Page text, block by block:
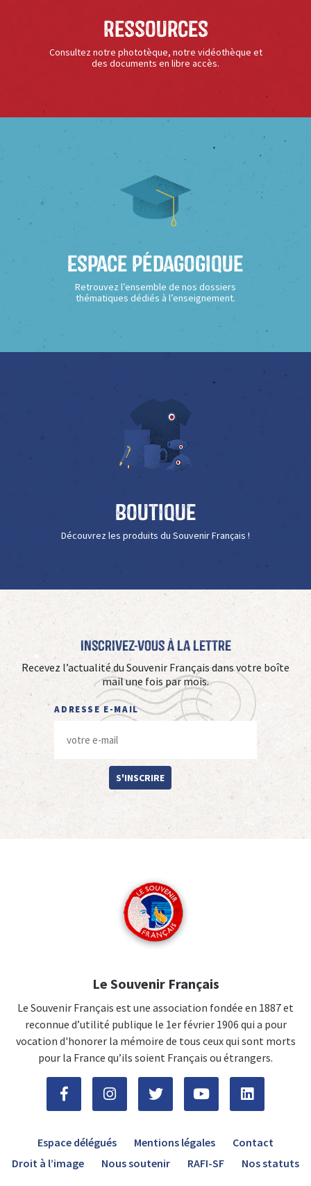
Ressources
Consultez notre phototèque, notre vidéothèque et
des documents en libre accès.
Espace Pédagogique
Retrouvez l’ensemble de nos dossiers
thématiques dédiés à l’enseignement.
Boutique
Découvrez les produits du Souvenir Français !
Inscrivez-vous à La Lettre
Recevez l’actualité du Souvenir Français dans votre boîte
mail une fois par mois.
ADRESSE E-MAIL
S'INSCRIRE
Le Souvenir Français
Le Souvenir Français est une association fondée en 1887 et
reconnue d’utilité publique le 1er février 1906 qui a pour
vocation d'honorer la mémoire de tous ceux qui sont morts
pour la France qu’ils soient Français ou étrangers.
Espace délégués Mentions légales
Contact
Droit à l’image
Nous soutenir RAFI-SF Nos statuts